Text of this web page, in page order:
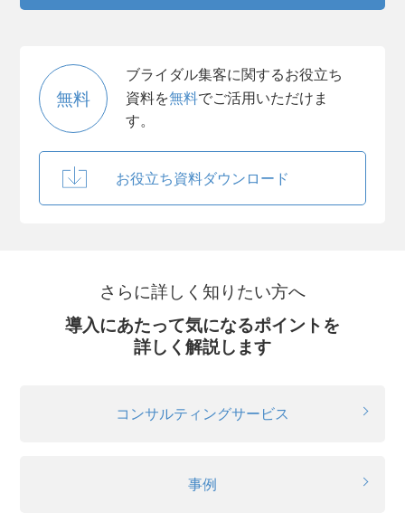
無料
ブライダル集客に関するお役立ち
資料を無料でご活用いただけま
す。
お役立ち資料ダウンロード
さらに詳しく知りたい方へ
導入にあたって気になるポイントを
詳しく解説します
コンサルティングサービス
事例